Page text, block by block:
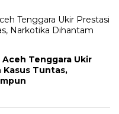
Tenggara Ukir
Kasus Tuntas,